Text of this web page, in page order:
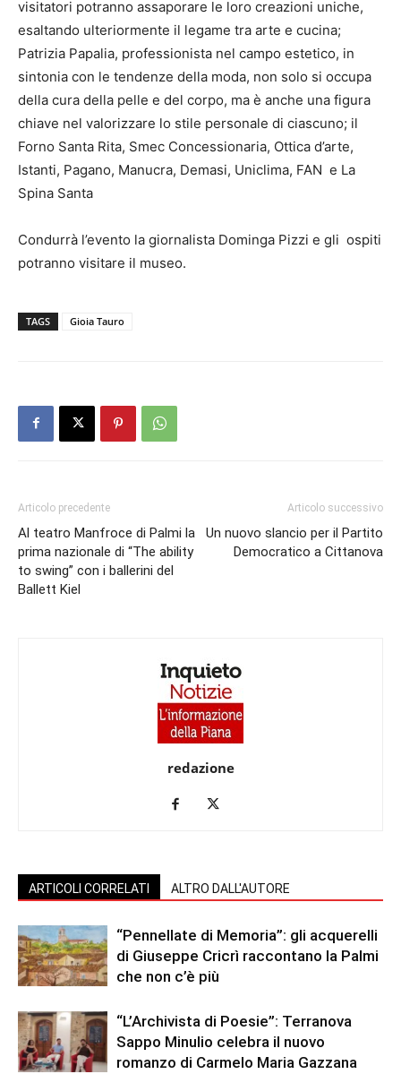
visitatori potranno assaporare le loro creazioni uniche,
esaltando ulteriormente il legame tra arte e cucina;
Patrizia Papalia, professionista nel campo estetico, in
sintonia con le tendenze della moda, non solo si occupa
della cura della pelle e del corpo, ma è anche una figura
chiave nel valorizzare lo stile personale di ciascuno; il
Forno Santa Rita, Smec Concessionaria, Ottica d’arte,
Istanti, Pagano, Manucra, Demasi, Uniclima, FAN e La
Spina Santa
Condurrà l’evento la giornalista Dominga Pizzi e gli ospiti
potranno visitare il museo.
TAGS Gioia Tauro
Articolo precedente
Al teatro Manfroce di Palmi la
prima nazionale di “The ability
to swing” con i ballerini del
Ballett Kiel
Articolo successivo
Un nuovo slancio per il Partito
Democratico a Cittanova
redazione
ARTICOLI CORRELATI ALTRO DALL'AUTORE
“Pennellate di Memoria”: gli acquerelli
di Giuseppe Cricrì raccontano la Palmi
che non c’è più
“L’Archivista di Poesie”: Terranova
Sappo Minulio celebra il nuovo
romanzo di Carmelo Maria Gazzana